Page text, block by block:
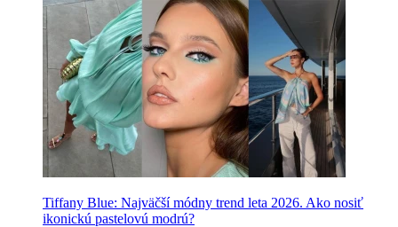
Tiffany Blue: Najväčší módny trend leta 2026. Ako nosiť
ikonickú pastelovú modrú?